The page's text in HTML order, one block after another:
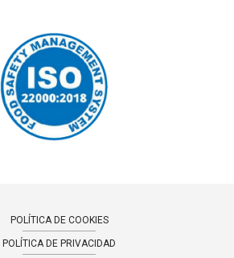
POLÍTICA DE COOKIES
POLÍTICA DE PRIVACIDAD